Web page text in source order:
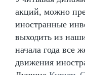
акций, можно
иностранные
выходить из
начала года все
движения